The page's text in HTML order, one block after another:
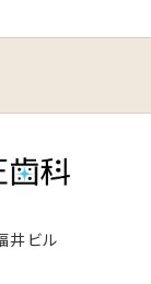
井ビル